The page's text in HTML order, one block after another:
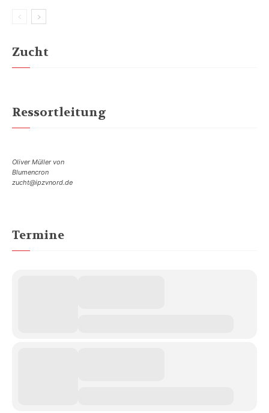
Zucht
Ressortleitung
Oliver Müller von
Blumencron
zucht@ipzvnord.de
Termine